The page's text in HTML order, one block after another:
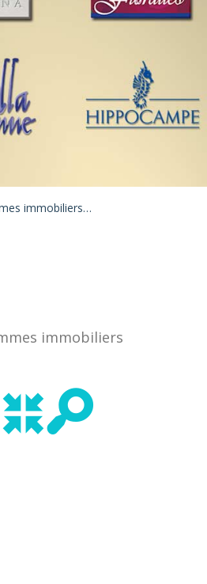
immobiliers…
immobiliers